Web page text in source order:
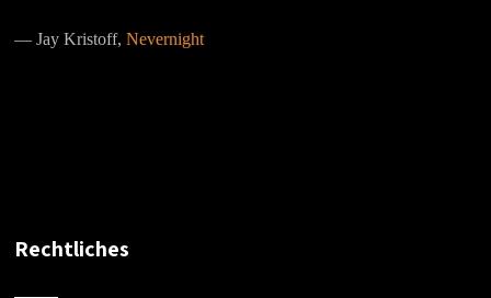
―Jay Kristoff,Nevernight
Rechtliches